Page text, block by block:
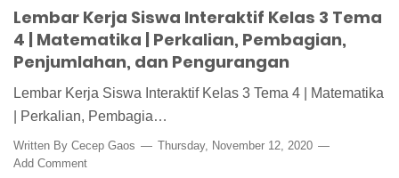
Lembar Kerja Siswa Interaktif Kelas 3 Tema
4 | Matematika | Perkalian, Pembagian,
Penjumlahan, dan Pengurangan
Lembar Kerja Siswa Interaktif Kelas 3 Tema 4 | Matematika
| Perkalian, Pembagia…
Written By Cecep Gaos
Thursday, November 12, 2020
Add Comment